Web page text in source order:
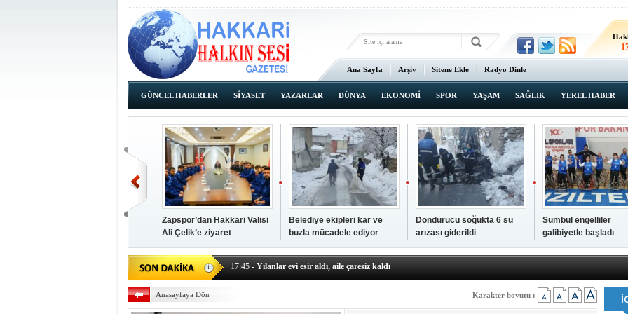
Ana Sayfa Arşiv Sitene Ekle Radyo Dinle
GÜNCEL HABERLER SİYASET YAZARLAR DÜNYA EKONOMİ SPOR YAŞAM SAĞLIK YEREL HABER
Zapspor’dan Hakkari Valisi
Ali Çelik’e ziyaret
Belediye ekipleri kar ve
buzla mücadele ediyor
Dondurucu soğukta 6 su
arızası giderildi
Sümbül engelliler
galibiyetle başladı
17:45 - Yılanlar evi esir aldı, aile çaresiz kaldı
17:43- Hakkari Cumhuriyet Başsavcısı Ufuk Turan görevine başladı
17:37- Başkan Büyüksu: Gençlerimiz için geleceğe yatırım yapıyoruz
Anasayfaya Dön Karakter boyutu :